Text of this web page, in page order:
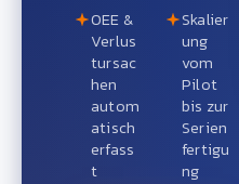
OEE &
Verlus
tursac
hen
autom
atisch
erfass
t
Skalier
ung
vom
Pilot
bis zur
Serien
fertigu
ng